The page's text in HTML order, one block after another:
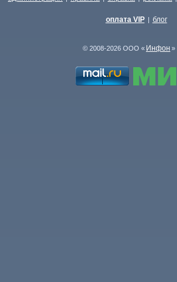
оплата VIP | блог
© 2008-2026 ООО « Инфон »